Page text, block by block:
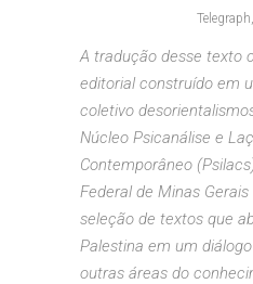
A tradução desse texto
editorial construído em
coletivo
Núcleo Psicanálise e
Contemporâneo
Federal de Minas
seleção de textos que
Palestina em um
outras áreas do